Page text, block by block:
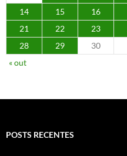
14
15 16
21
22 23
28
29
30
« out
POSTS RECENTES